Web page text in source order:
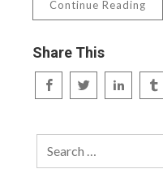
Continue Reading
Share This